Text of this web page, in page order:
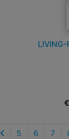
LIVING-
5 6 7